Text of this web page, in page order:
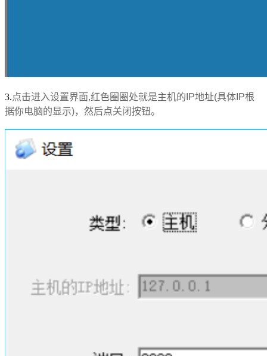
3.点击进入设置界面,红色圈圈处就是主机的IP地址(具体IP根
据你电脑的显示)， 然后点关闭按钮。